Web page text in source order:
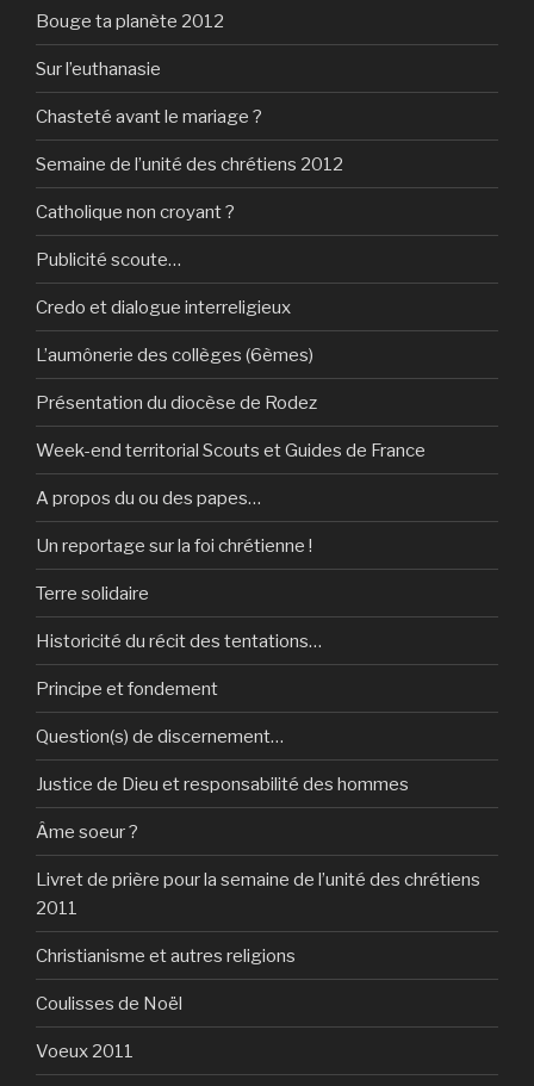
Bouge ta planète 2012
Sur l’euthanasie
Chasteté avant le mariage ?
Semaine de l’unité des chrétiens 2012
Catholique non croyant ?
Publicité scoute…
Credo et dialogue interreligieux
L’aumônerie des collèges (6èmes)
Présentation du diocèse de Rodez
Week-end territorial Scouts et Guides de France
A propos du ou des papes…
Un reportage sur la foi chrétienne !
Terre solidaire
Historicité du récit des tentations…
Principe et fondement
Question(s) de discernement…
Justice de Dieu et responsabilité des hommes
Âme soeur ?
Livret de prière pour la semaine de l’unité des chrétiens
2011
Christianisme et autres religions
Coulisses de Noël
Voeux 2011